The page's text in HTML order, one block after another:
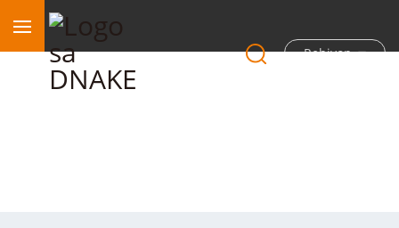
Rehiyon